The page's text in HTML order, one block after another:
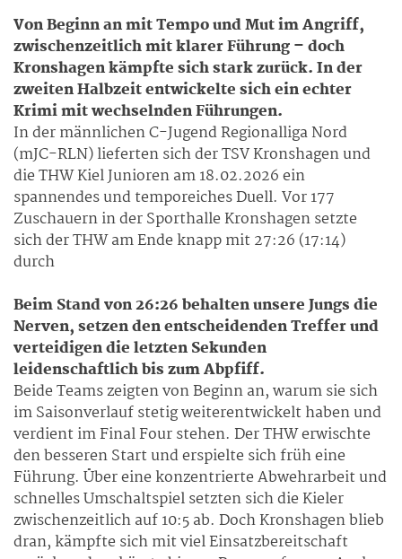
Von Beginn an mit Tempo und Mut im Angriff,
zwischenzeitlich mit klarer Führung – doch
Kronshagen kämpfte sich stark zurück. In der
zweiten Halbzeit entwickelte sich ein echter
Krimi mit wechselnden Führungen.
In der männlichen C-Jugend Regionalliga Nord
(mJC-RLN) lieferten sich der TSV Kronshagen und
die THW Kiel Junioren am 18.02.2026 ein
spannendes und temporeiches Duell. Vor 177
Zuschauern in der Sporthalle Kronshagen setzte
sich der THW am Ende knapp mit 27:26 (17:14)
durch
Beim Stand von 26:26 behalten unsere Jungs die
Nerven, setzen den entscheidenden Treffer und
verteidigen die letzten Sekunden
leidenschaftlich bis zum Abpfiff.
Beide Teams zeigten von Beginn an, warum sie sich
im Saisonverlauf stetig weiterentwickelt haben und
verdient im Final Four stehen. Der THW erwischte
den besseren Start und erspielte sich früh eine
Führung. Über eine konzentrierte Abwehrarbeit und
schnelles Umschaltspiel setzten sich die Kieler
zwischenzeitlich auf 10:5 ab. Doch Kronshagen blieb
dran, kämpfte sich mit viel Einsatzbereitschaft